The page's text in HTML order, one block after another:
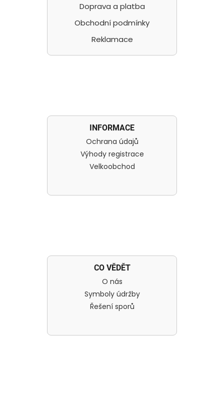
Doprava a platba
Obchodní podmínky
Reklamace
INFORMACE
Ochrana údajů
Výhody registrace
Velkoobchod
CO VĚDĚT
O nás
Symboly údržby
Řešení sporů